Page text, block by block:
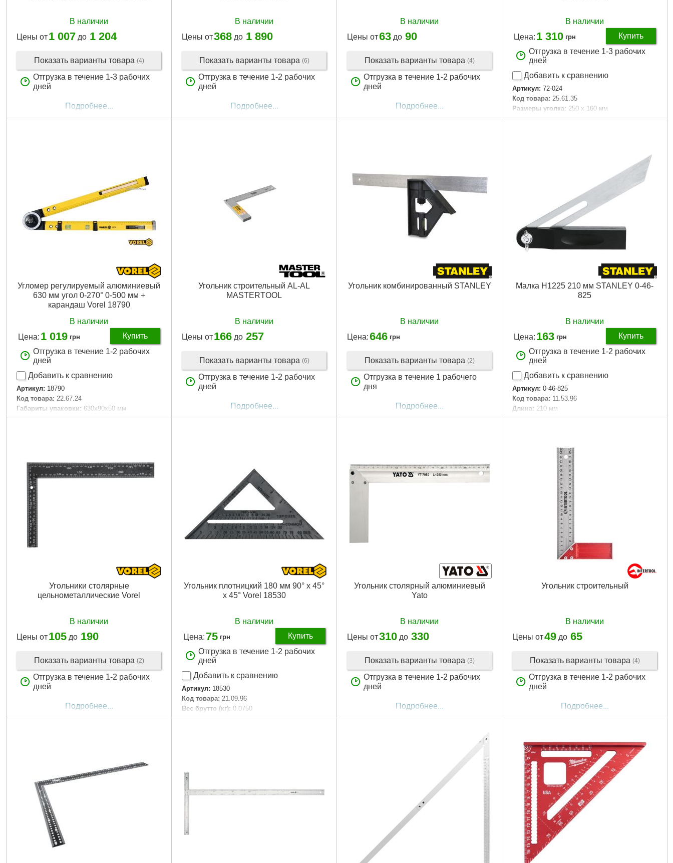
В наличии
Цены от1 007 до 1 204
Показать варианты товара (4)
Отгрузка в течение 1-3 рабочих
дней
Подробнее...
В наличии
Цены от368 до 1 890
Показать варианты товара (6)
Отгрузка в течение 1-2 рабочих
дней
Подробнее...
В наличии
Цены от63 до 90
Показать варианты товара (4)
Отгрузка в течение 1-2 рабочих
дней
Подробнее...
В наличии
Цена: 1 310 грн
Купить
Отгрузка в течение 1-3 рабочих
дней
Добавить к сравнению
Артикул: 72-024
Код товара: 25.61.35
Размеры уголка: 250 x 160 мм
Габариты упаковки: 278x183x42 мм
Угломер регулируемый алюминиевый
630 мм угол 0-270° 0-500 мм +
карандаш Vorel 18790
В наличии
Цена: 1 019 грн
Купить
Отгрузка в течение 1-2 рабочих
дней
Добавить к сравнению
Артикул: 18790
Код товара: 22.67.24
Габариты упаковки: 630x90x50 мм
Вес брутто: 1,500 г
Угольник строительный AL-AL
MASTERTOOL
В наличии
Цены от166 до 257
Показать варианты товара (6)
Отгрузка в течение 1-2 рабочих
дней
Подробнее...
Угольник комбинированный STANLEY
В наличии
Цена:646 грн
Показать варианты товара (2)
Отгрузка в течение 1 рабочего
дня
Подробнее...
Малка H1225 210 мм STANLEY 0-46-
825
В наличии
Цена: 163 грн
Купить
Отгрузка в течение 1-2 рабочих
дней
Добавить к сравнению
Артикул: 0-46-825
Код товара: 11.53.96
Длина: 210 мм
Габариты упаковки: 278x89x20 мм
Подробнее...
Угольники столярные
цельнометаллические Vorel
В наличии
Цены от105 до 190
Показать варианты товара (2)
Отгрузка в течение 1-2 рабочих
дней
Подробнее...
Угольник плотницкий 180 мм 90° х 45°
х 45° Vorel 18530
В наличии
Цена: 75 грн
Купить
Отгрузка в течение 1-2 рабочих
дней
Добавить к сравнению
Артикул: 18530
Код товара: 21.09.96
Вес брутто (кг): 0.0750
Длина [мм]: Сто восемьдесят
Угольник столярный алюминиевый
Yato
В наличии
Цены от310 до 330
Показать варианты товара (3)
Отгрузка в течение 1-2 рабочих
дней
Подробнее...
Угольник строительный
В наличии
Цены от49 до 65
Показать варианты товара (4)
Отгрузка в течение 1-2 рабочих
дней
Подробнее...